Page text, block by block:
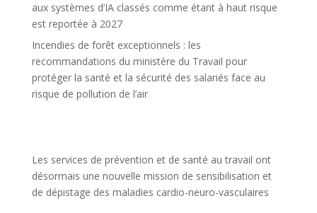
aux systèmes d’IA classés comme étant à haut risque
est reportée à 2027
Incendies de forêt exceptionnels : les
recommandations du ministère du Travail pour
protéger la santé et la sécurité des salariés face au
risque de pollution de l’air
Les services de prévention et de santé au travail ont
désormais une nouvelle mission de sensibilisation et
de dépistage des maladies cardio-neuro-vasculaires